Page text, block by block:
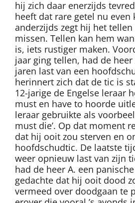
hij zich daar enerzijds
heeft dat rare getel nu even
anderzijds zegt hij het
missen. Tellen kan hem
is, iets rustiger maken.
jaar ging tellen, had de heer
jaren last van een
herinnert zich dat de tic is
12-jarige de Engelse leraar
must en have to hoorde
leraar gebruikte als
must die’. Op dat moment
dat hij ooit zou sterven en
hoofdschudtic. De laatste
weer opnieuw last van zijn
had de heer A. een
gedachte dat hij ooit dood
vermeed over doodgaan te